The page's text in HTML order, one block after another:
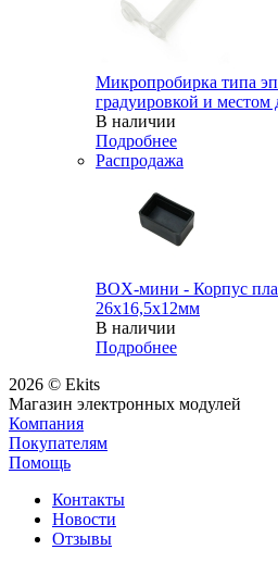
Микропробирка типа
градуировкой и местом
В наличии
Подробнее
Распродажа
BOX-мини - Корпус
26х16,5х12мм
В наличии
Подробнее
2026 © Ekits
Магазин электронных модулей
Компания
Покупателям
Помощь
Контакты
Новости
Отзывы